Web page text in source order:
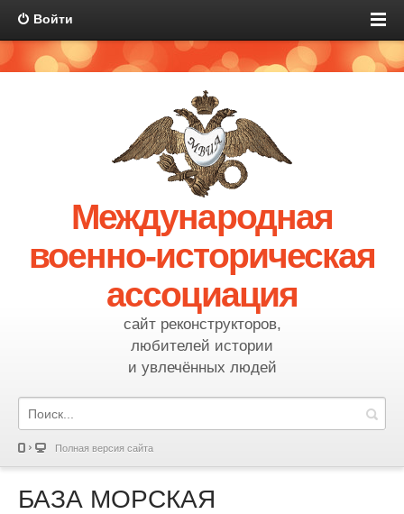
Войти
Международная
военно-историческая
ассоциация
сайт реконструкторов,
любителей истории
и увлечённых людей
Полная версия сайта
БАЗА МОРСКАЯ